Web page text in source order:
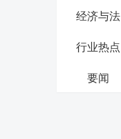
经济与法
行业热点
要闻